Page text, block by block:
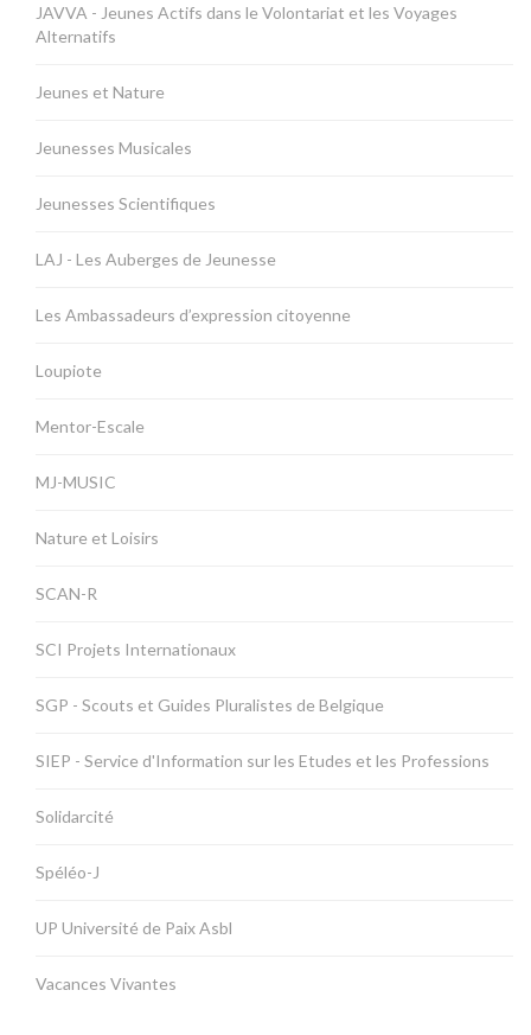
JAVVA - Jeunes Actifs dans le Volontariat et les Voyages
Alternatifs
Jeunes et Nature
Jeunesses Musicales
Jeunesses Scientifiques
LAJ - Les Auberges de Jeunesse
Les Ambassadeurs d’expression citoyenne
Loupiote
Mentor-Escale
MJ-MUSIC
Nature et Loisirs
SCAN-R
SCI Projets Internationaux
SGP - Scouts et Guides Pluralistes de Belgique
SIEP - Service d'Information sur les Etudes et les Professions
Solidarcité
Spéléo-J
UP Université de Paix Asbl
Vacances Vivantes